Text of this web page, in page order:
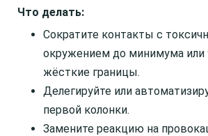
Что делать:
Сократите контакты с
окружением до минимума или
жёсткие границы.
Делегируйте или
первой колонки.
Замените реакцию на